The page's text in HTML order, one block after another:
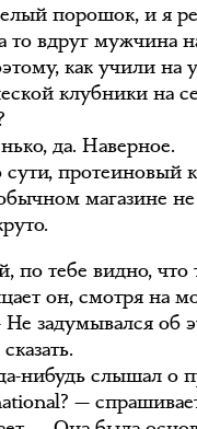
порошок, и я
то вдруг мужчина
как учили на
клубники на
да. Наверное.
протеиновый
магазине
по тебе видно, что
он, смотря на
Не задумывался об
нибудь слышал о
—